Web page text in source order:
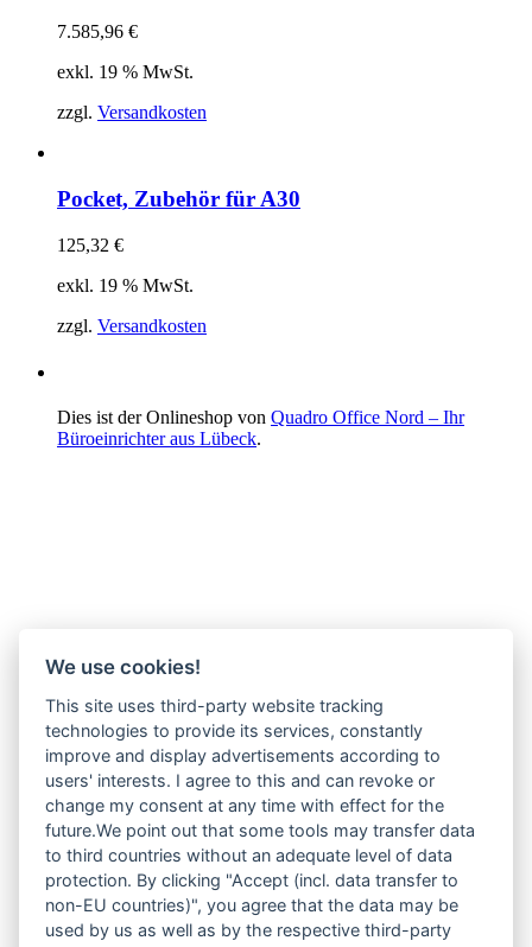
7.585,96 €
exkl. 19 % MwSt.
zzgl. Versandkosten
Pocket, Zubehör für A30
125,32 €
exkl. 19 % MwSt.
zzgl. Versandkosten
Dies ist der Onlineshop von Quadro Office Nord – Ihr
Büroeinrichter aus Lübeck.
We use cookies!
This site uses third-party website tracking
technologies to provide its services, constantly
improve and display advertisements according to
users' interests. I agree to this and can revoke or
change my consent at any time with effect for the
future.We point out that some tools may transfer data
to third countries without an adequate level of data
protection. By clicking "Accept (incl. data transfer to
non-EU countries)", you agree that the data may be
used by us as well as by the respective third-party